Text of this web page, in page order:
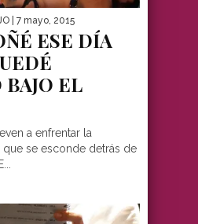
| 7 mayo, 2015
ESE DÍA
EL
a enfrentar la
se esconde detrás de